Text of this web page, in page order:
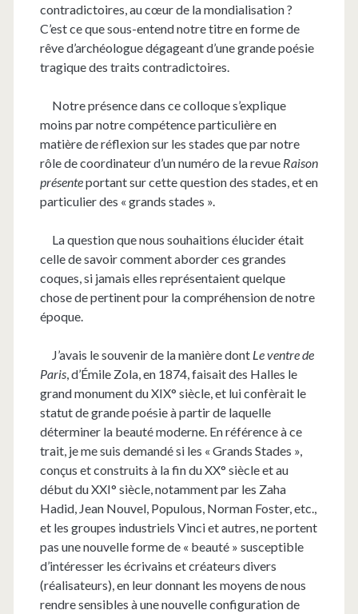
contradictoires, au cœur de la mondialisation ?
C’est ce que sous-entend notre titre en forme de
rêve d’archéologue dégageant d’une grande poésie
tragique des traits contradictoires.
Notre présence dans ce colloque s’explique
moins par notre compétence particulière en
matière de réflexion sur les stades que par notre
rôle de coordinateur d’un numéro de la revue Raison
présenteportant sur cette question des stades, et en
particulier des « grands stades ».
La question que nous souhaitions élucider était
celle de savoir comment aborder ces grandes
coques, si jamais elles représentaient quelque
chose de pertinent pour la compréhension de notre
époque.
J’avais le souvenir de la manière dont Le ventre de
Paris, d’Émile Zola, en 1874, faisait des Halles le
grand monument du XIX° siècle, et lui confèrait le
statut de grande poésie à partir de laquelle
déterminer la beauté moderne. En référence à ce
trait, je me suis demandé si les « Grands Stades »,
conçus et construits à la fin du XX° siècle et au
début du XXI° siècle, notamment par les Zaha
Hadid, Jean Nouvel, Populous, Norman Foster, etc.,
et les groupes industriels Vinci et autres, ne portent
pas une nouvelle forme de « beauté » susceptible
d’intéresser les écrivains et créateurs divers
(réalisateurs), en leur donnant les moyens de nous
rendre sensibles à une nouvelle configuration de